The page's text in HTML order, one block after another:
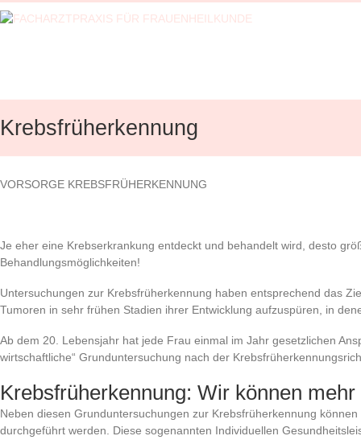
Inhalt
FRAUENHEILKUNDE
Laryssa
Adam-
Dr.med.K.Herden
F.
List
Dr.med.
E.
(angest.)
Krebsfrüherkennung
VORSORGE KREBSFRÜHERKENNUNG
Je eher eine Krebserkrankung entdeckt und behandelt wird, desto
Behandlungsmöglichkeiten!
Untersuchungen zur Krebsfrüherkennung haben entsprechend das
Tumoren in sehr frühen Stadien ihrer Entwicklung aufzuspüren, in
Ab dem 20. Lebensjahr hat jede Frau einmal im Jahr gesetzlichen
wirtschaftliche“ Grunduntersuchung nach der
Krebsfrüherkennung: Wir können
Neben diesen Grunduntersuchungen zur Krebsfrüherkennung
durchgeführt werden. Diese sogenannten Individuellen